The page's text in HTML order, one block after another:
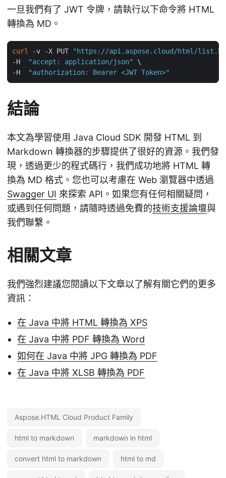
一旦我們有了 JWT 令牌，請執行以下命令將 HTML
轉換為 MD。
curl -v -X PUT
"https://api.aspose.cloud/html/
-H
"accept: application/json"
\
-H
"authorization: Bearer <JWT Token>"
結論
本文為學習使用 Java Cloud SDK 開發 HTML 到
Markdown 轉換器的步驟提供了很好的資源。我們發
現，透過更少的程式碼行，我們成功地將 HTML 轉
換為 MD 格式。您也可以考慮在 Web 瀏覽器中透過
Swagger UI 來探索 API。如果您有任何相關疑問，
或遇到任何問題，請隨時透過免費的技術支援論壇與
我們聯繫。
相關文章
我們強烈建議您閱讀以下文章以了解有關它們的更多
資訊：
在 Java 中將 HTML 轉換為 XPS
在 Java 中將 PDF 轉換為 Word
如何在 Java 中將 JPG 轉換為 PDF
在 Java 中將 XLSB 轉換為 PDF
Aspose.HTML Cloud Product Family
html to markdown markdown in html
convert html to markdown html to md